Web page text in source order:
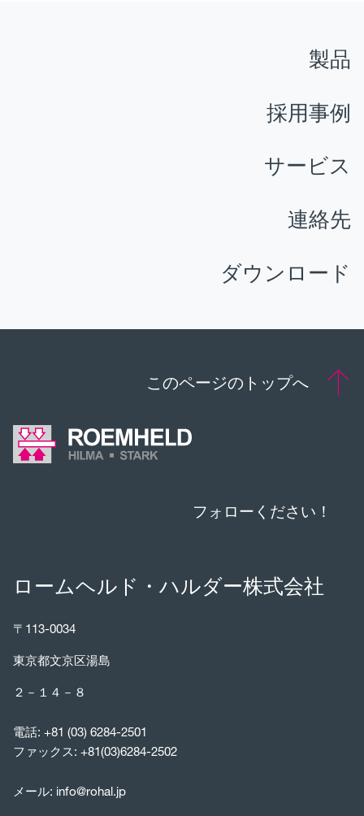
製品
採用事例
サービス
連絡先
ダウンロード
このページのトップへ
フォローください！
ロームヘルド・ハルダー株式会社
〒113-0034
東京都文京区湯島
２－１４－８
電話: +81 (03) 6284-2501
ファックス: +81(03)6284-2502
メール: info@rohal.jp